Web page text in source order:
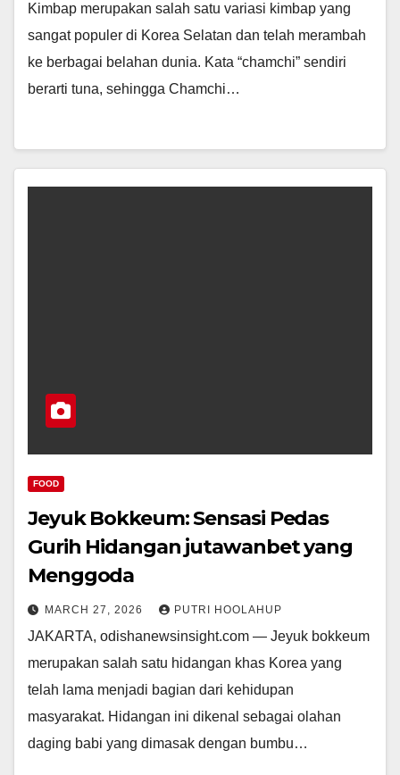
Kimbap merupakan salah satu variasi kimbap yang
sangat populer di Korea Selatan dan telah merambah
ke berbagai belahan dunia. Kata “chamchi” sendiri
berarti tuna, sehingga Chamchi…
FOOD
Jeyuk Bokkeum: Sensasi Pedas
Gurih Hidangan jutawanbet yang
Menggoda
MARCH 27, 2026 PUTRI HOOLAHUP
JAKARTA, odishanewsinsight.com — Jeyuk bokkeum
merupakan salah satu hidangan khas Korea yang
telah lama menjadi bagian dari kehidupan
masyarakat. Hidangan ini dikenal sebagai olahan
daging babi yang dimasak dengan bumbu…